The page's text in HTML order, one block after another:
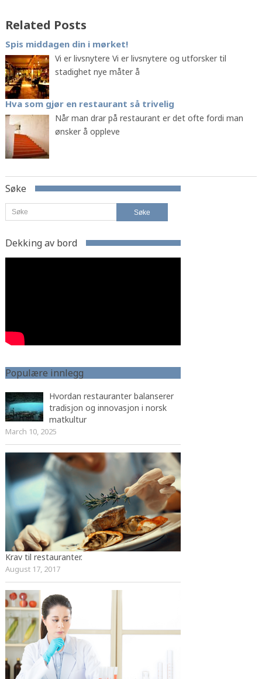
Related Posts
Spis middagen din i mørket!
Vi er livsnytere Vi er livsnytere og utforsker til
stadighet nye måter å
Hva som gjør en restaurant så trivelig
Når man drar på restaurant er det ofte fordi man
ønsker å oppleve
Søke
Dekking av bord
Populære innlegg
Hvordan restauranter balanserer
tradisjon og innovasjon i norsk
matkultur
March 10, 2025
Krav til restauranter.
August 17, 2017